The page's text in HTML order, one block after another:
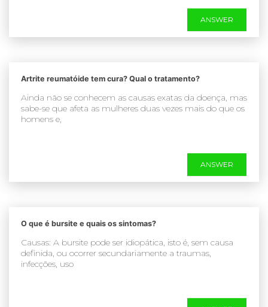
ANSWER
Artrite reumatóide tem cura? Qual o tratamento?
Ainda não se conhecem as causas exatas da doença, mas
sabe-se que afeta as mulheres duas vezes mais do que os
homens e,
ANSWER
O que é bursite e quais os sintomas?
Causas: A bursite pode ser idiopática, isto é, sem causa
definida, ou ocorrer secundariamente a traumas,
infecções, uso